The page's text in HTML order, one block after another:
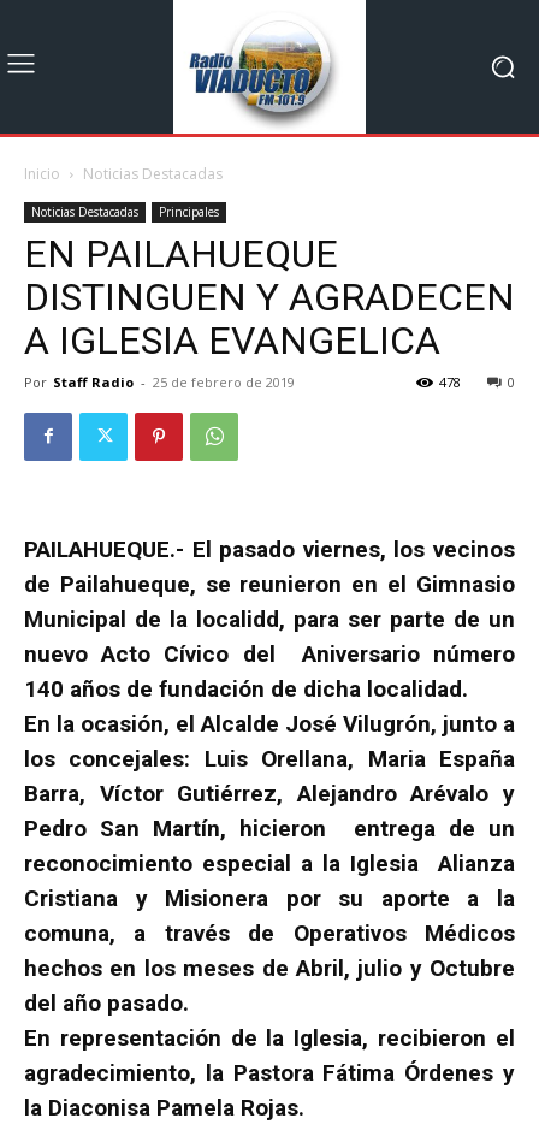
Inicio Noticias Destacadas
Noticias Destacadas Principales
EN PAILAHUEQUE
DISTINGUEN Y AGRADECEN
A IGLESIA EVANGELICA
Por Staff Radio - 25 de febrero de 2019 0
478
PAILAHUEQUE.- El pasado viernes, los vecinos
de Pailahueque, se reunieron en el Gimnasio
Municipal de la localidd, para ser parte de un
nuevo Acto Cívico del Aniversario número
140 años de fundación de dicha localidad.
En la ocasión, el Alcalde José Vilugrón, junto a
los concejales: Luis Orellana, Maria España
Barra, Víctor Gutiérrez, Alejandro Arévalo y
Pedro San Martín, hicieron entrega de un
reconocimiento especial a la Iglesia Alianza
Cristiana y Misionera por su aporte a la
comuna, a través de Operativos Médicos
hechos en los meses de Abril, julio y Octubre
del año pasado.
En representación de la Iglesia, recibieron el
agradecimiento, la Pastora Fátima Órdenes y
la Diaconisa Pamela Rojas.